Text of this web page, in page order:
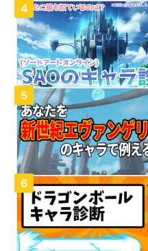
4
5
6